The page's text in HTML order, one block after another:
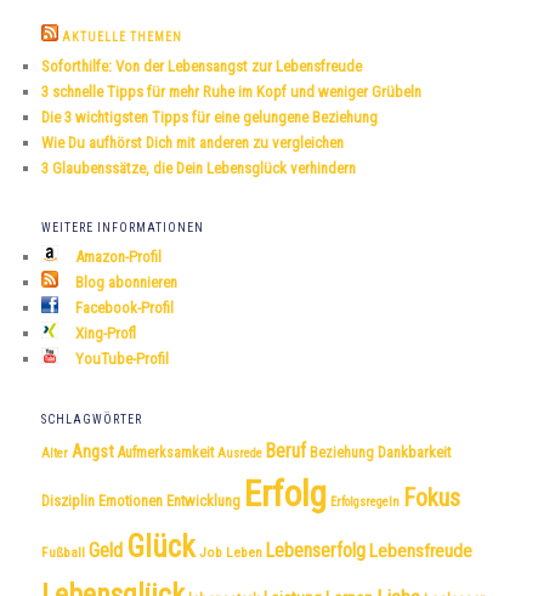
h
n
AKTUELLE THEMEN
Soforthilfe: Von der Lebensangst zur Lebensfreude
3 schnelle Tipps für mehr Ruhe im Kopf und weniger Grübeln
Die 3 wichtigsten Tipps für eine gelungene Beziehung
Wie Du aufhörst Dich mit anderen zu vergleichen
3 Glaubenssätze, die Dein Lebensglück verhindern
WEITERE INFORMATIONEN
Amazon-Profil
Blog abonnieren
Facebook-Profil
Xing-Profl
YouTube-Profil
SCHLAGWÖRTER
Alter Angst Aufmerksamkeit Ausrede Beruf Beziehung Dankbarkeit
Disziplin Emotionen Entwicklung Erfolg Erfolgsregeln Fokus
Fußball Geld Glück Job Leben Lebenserfolg Lebensfreude